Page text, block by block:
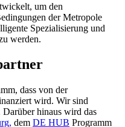
um den
der Metropole
Spezialisierung und
werden.
dass von der
wird. Wir sind
hinaus wird das
dem DE HUB Programm